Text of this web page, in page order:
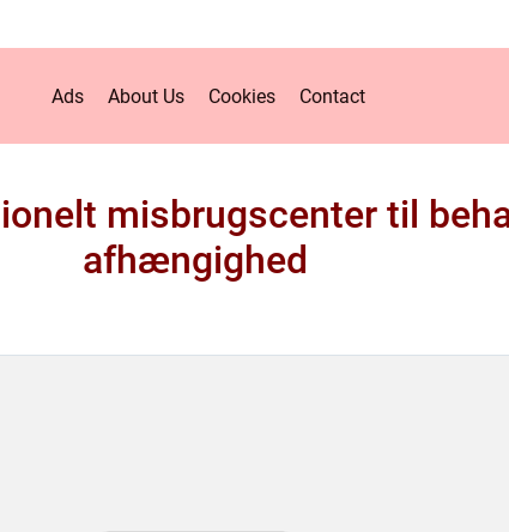
Ads About Us Cookies Contact
misbrugscenter til
afhængighed